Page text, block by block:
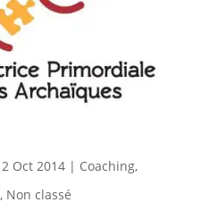
2 Oct 2014| Coaching,
, Non classé